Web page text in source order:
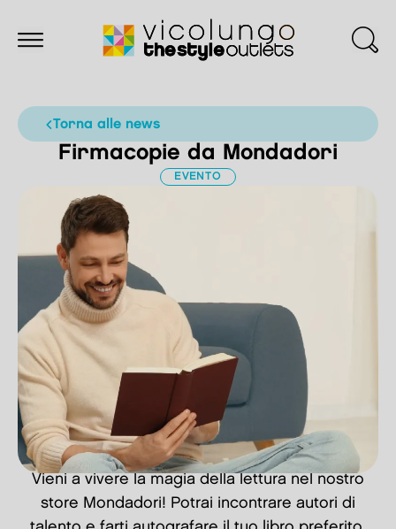
torna alle news
Firmacopie da Mondadori
EVENTO
Vieni a vivere la magia della lettura nel nostro
store Mondadori! Potrai incontrare autori di